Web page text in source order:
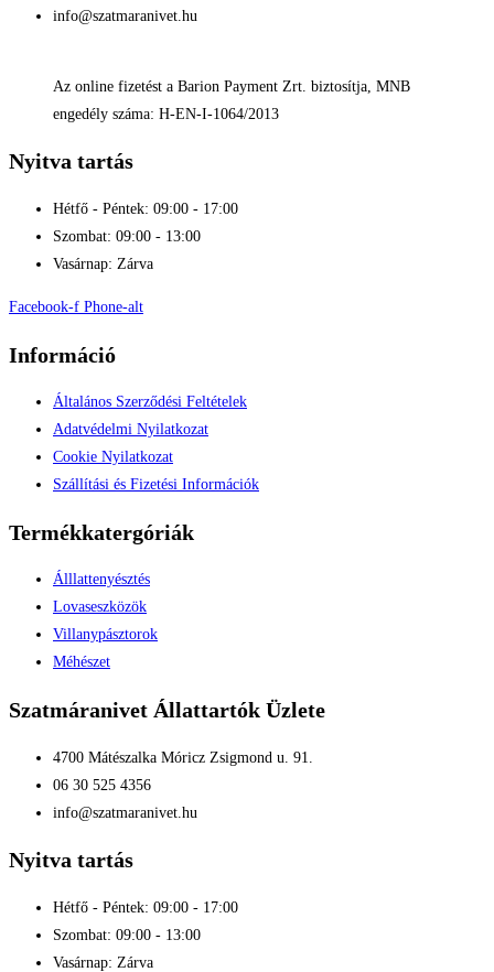
info@szatmaranivet.hu
Az online fizetést a Barion Payment Zrt. biztosítja, MNB
engedély száma: H-EN-I-1064/2013
Nyitva tartás
Hétfő - Péntek: 09:00 - 17:00
Szombat: 09:00 - 13:00
Vasárnap: Zárva
Facebook-f Phone-alt
Információ
Általános Szerződési Feltételek
Adatvédelmi Nyilatkozat
Cookie Nyilatkozat
Szállítási és Fizetési Információk
Termékkatergóriák
Álllattenyésztés
Lovaseszközök
Villanypásztorok
Méhészet
Szatmáranivet Állattartók Üzlete
4700 Mátészalka Móricz Zsigmond u. 91.
06 30 525 4356
info@szatmaranivet.hu
Nyitva tartás
Hétfő - Péntek: 09:00 - 17:00
Szombat: 09:00 - 13:00
Vasárnap: Zárva